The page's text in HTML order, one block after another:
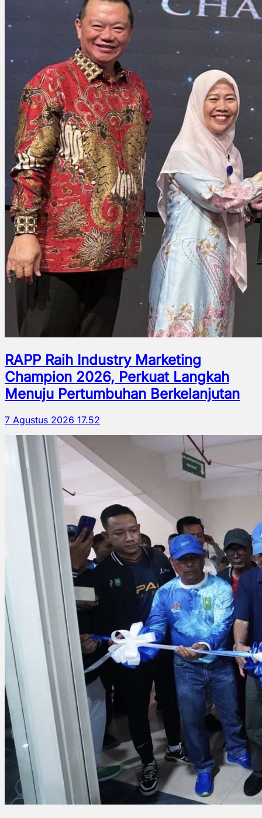
RAPP Raih Industry Marketing
Champion 2026, Perkuat Langkah
Menuju Pertumbuhan Berkelanjutan
7 Agustus 2026 17.52